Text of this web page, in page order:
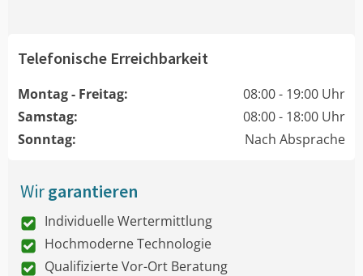
Telefonische Erreichbarkeit
Montag - Freitag:
08:00 - 19:00 Uhr
Samstag:
08:00 - 18:00 Uhr
Sonntag:
Nach Absprache
Wirgarantieren
Individuelle Wertermittlung
Hochmoderne Technologie
Qualifizierte Vor-Ort Beratung